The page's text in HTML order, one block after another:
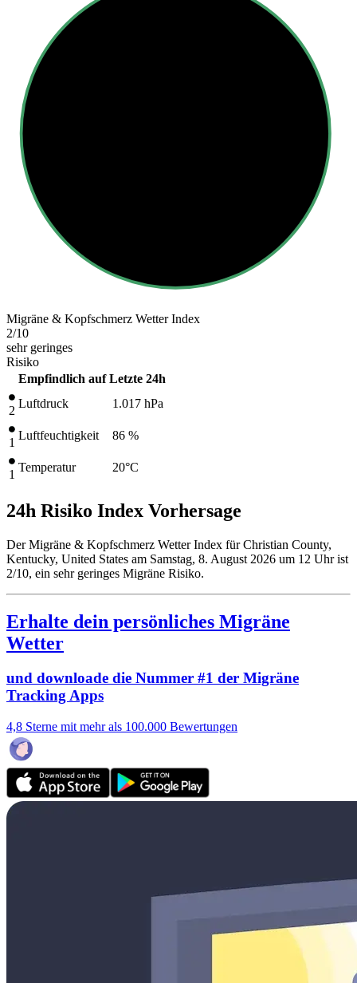
Migräne & Kopfschmerz Wetter Index
2/10
sehr geringes
Risiko
Empfindlich auf Letzte 24h
2
Luftdruck 1.017 hPa
1
Luftfeuchtigkeit 86 %
1
Temperatur 20°C
24h Risiko Index Vorhersage
Der Migräne & Kopfschmerz Wetter Index für Christian County,
Kentucky, United States am Samstag, 8. August 2026 um 12 Uhr ist
2/10, ein sehr geringes Migräne Risiko.
Erhalte dein persönliches Migräne
Wetter
und downloade die Nummer #1 der Migräne
Tracking Apps
4,8 Sterne mit mehr als 100.000 Bewertungen